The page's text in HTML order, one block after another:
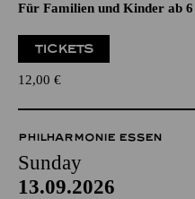
Für Familien und Kinder ab
TICKETS
12,00 €
PHILHARMONIE ESSEN
Sunday
13.09.2026